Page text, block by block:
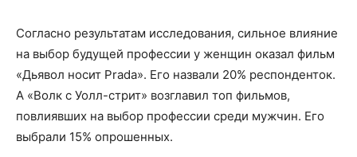
Согласно результатам исследования, сильное влияние
на выбор будущей профессии у женщин оказал фильм
«Дьявол носит Prada». Его назвали 20% респонденток.
А «Волк с Уолл-стрит» возглавил топ фильмов,
повлиявших на выбор профессии среди мужчин. Его
выбрали 15% опрошенных.